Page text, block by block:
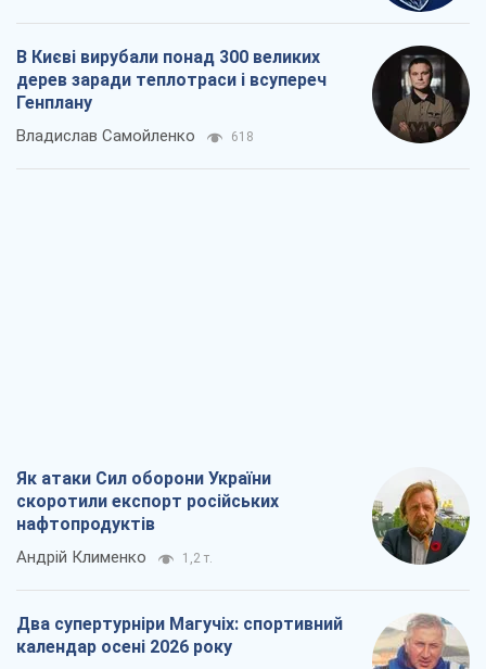
В Києві вирубали понад 300 великих
дерев заради теплотраси і всупереч
Генплану
Владислав Самойленко 618
Як атаки Сил оборони України
скоротили експорт російських
нафтопродуктів
Андрій Клименко 1,2 т.
Два супертурніри Магучіх: спортивний
календар осені 2026 року